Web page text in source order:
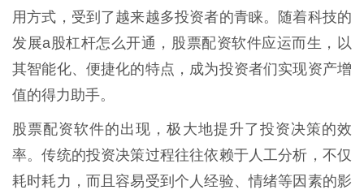
用方式，受到了越来越多投资者的青睐。随着科技的
发展a股杠杆怎么开通，股票配资软件应运而生，以
其智能化、便捷化的特点，成为投资者们实现资产增
值的得力助手。
股票配资软件的出现，极大地提升了投资决策的效
率。传统的投资决策过程往往依赖于人工分析，不仅
耗时耗力，而且容易受到个人经验、情绪等因素的影